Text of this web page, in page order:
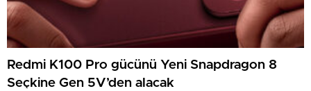
Redmi K100 Pro gücünü Yeni Snapdragon 8
Seçkine Gen 5V’den alacak